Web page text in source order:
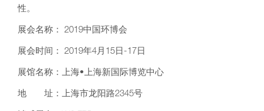
性。
展会名称： 2019中国环博会
展会时间： 2019年4月15日-17日
展馆名称：上海•上海新国际博览中心
地 址：上海市龙阳路2345号